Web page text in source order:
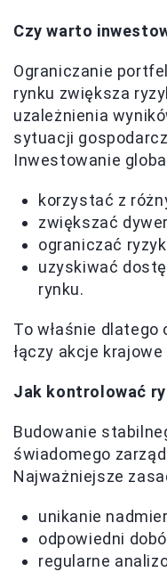
Czy warto
Ograniczanie
rynku zwiększa
uzależnienia
sytuacji
Inwestowanie
korzystać z
zwiększać
ograniczać
uzyskiwać
rynku.
To właśnie
łączy akcje
Jak kontrolować
Budowanie
świadomego
Najważniejsze
unikanie
odpowiedni
regularne